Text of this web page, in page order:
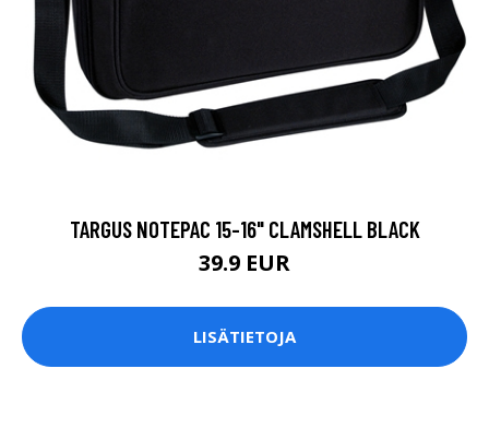
TARGUS NOTEPAC 15-16" CLAMSHELL BLACK
39.9 EUR
LISÄTIETOJA